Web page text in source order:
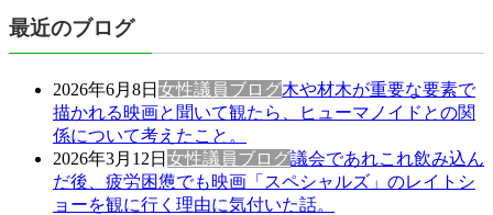
最近のブログ
2026年6月8日 女性議員ブログ木や材木が重要な要素で
描かれる映画と聞いて観たら、ヒューマノイドとの関
係について考えたこと。
2026年3月12日 女性議員ブログ議会であれこれ飲み込ん
だ後、疲労困憊でも映画「スペシャルズ」のレイトシ
ョーを観に行く理由に気付いた話。